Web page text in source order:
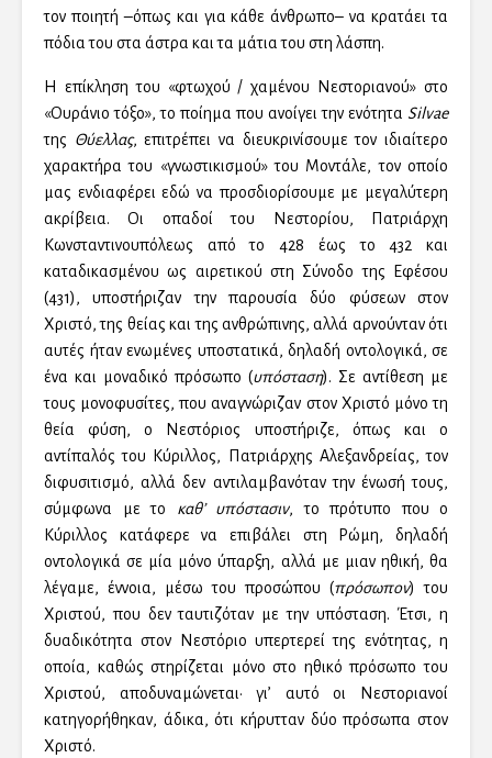
τον ποιητή –όπως και για κάθε άνθρωπο– να κρατάει τα
πόδια του στα άστρα και τα μάτια του στη λάσπη.
Η επίκληση του «φτωχού / χαμένου Νεστοριανού» στο
«Ουράνιο τόξο», το ποίημα που ανοίγει την ενότητα Silvae
της Θύελλας, επιτρέπει να διευκρινίσουμε τον ιδιαίτερο
χαρακτήρα του «γνωστικισμού» του Μοντάλε, τον οποίο
μας ενδιαφέρει εδώ να προσδιορίσουμε με μεγαλύτερη
ακρίβεια. Οι οπαδοί του Νεστορίου, Πατριάρχη
Κωνσταντινουπόλεως από το 428 έως το 432 και
καταδικασμένου ως αιρετικού στη Σύνοδο της Εφέσου
(431), υποστήριζαν την παρουσία δύο φύσεων στον
Χριστό, της θείας και της ανθρώπινης, αλλά αρνούνταν ότι
αυτές ήταν ενωμένες υποστατικά, δηλαδή οντολογικά, σε
ένα και μοναδικό πρόσωπο (υπόσταση). Σε αντίθεση με
τους μονοφυσίτες, που αναγνώριζαν στον Χριστό μόνο τη
θεία φύση, ο Νεστόριος υποστήριζε, όπως και ο
αντίπαλός του Κύριλλος, Πατριάρχης Αλεξανδρείας, τον
διφυσιτισμό, αλλά δεν αντιλαμβανόταν την ένωσή τους,
σύμφωνα με το καθ’ υπόστασιν, το πρότυπο που ο
Κύριλλος κατάφερε να επιβάλει στη Ρώμη, δηλαδή
οντολογικά σε μία μόνο ύπαρξη, αλλά με μιαν ηθική, θα
λέγαμε, έννοια, μέσω του προσώπου (πρόσωπον) του
Χριστού, που δεν ταυτιζόταν με την υπόσταση. Έτσι, η
δυαδικότητα στον Νεστόριο υπερτερεί της ενότητας, η
οποία, καθώς στηρίζεται μόνο στο ηθικό πρόσωπο του
Χριστού, αποδυναμώνεται· γι’ αυτό οι Νεστοριανοί
κατηγορήθηκαν, άδικα, ότι κήρυτταν δύο πρόσωπα στον
Χριστό.